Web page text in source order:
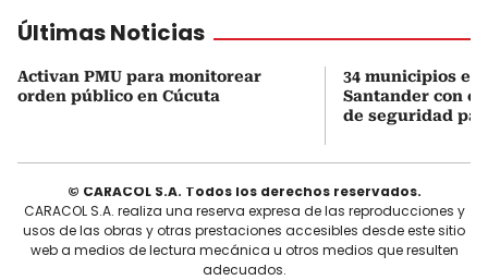
Últimas Noticias
Activan PMU para monitorear
orden público en Cúcuta
34 municipios en
Santander con
de seguridad
© CARACOL S.A. Todos los derechos reservados.
CARACOL S.A. realiza una reserva expresa de las reproducciones y
usos de las obras y otras prestaciones accesibles desde este sitio
web a medios de lectura mecánica u otros medios que resulten
adecuados.